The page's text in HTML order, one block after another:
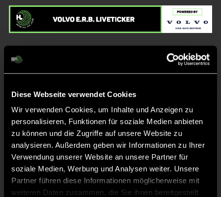
Diese Webseite verwendet Cookies
Wir verwenden Cookies, um Inhalte und Anzeigen zu
personalisieren, Funktionen für soziale Medien anbieten
zu können und die Zugriffe auf unsere Website zu
analysieren. Außerdem geben wir Informationen zu Ihrer
Verwendung unserer Website an unsere Partner für
soziale Medien, Werbung und Analysen weiter. Unsere
Partner führen diese Informationen möglicherweise mit
weiteren Daten zusammen, die Sie ihnen bereitgestellt
Liveticker